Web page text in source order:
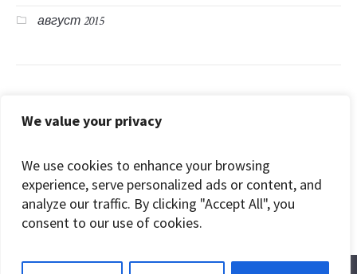
We value your privacy
We use cookies to enhance your browsing
experience, serve personalized ads or content, and
analyze our traffic. By clicking "Accept All", you
consent to our use of cookies.
август 2015
видео
Жития